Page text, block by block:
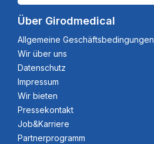
Über Girodmedical
Allgemeine Geschäftsbedingungen
Wir über uns
Datenschutz
Impressum
Wir bieten
Pressekontakt
Job&Karriere
Partnerprogramm